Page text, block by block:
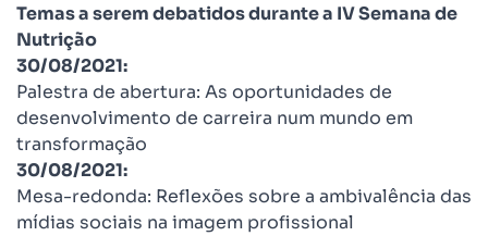
Temas a serem debatidos durante a IV Semana de
Nutrição
30/08/2021:
Palestra de abertura: As oportunidades de
desenvolvimento de carreira num mundo em
transformação
30/08/2021:
Mesa-redonda: Reflexões sobre a ambivalência das
mídias sociais na imagem profissional